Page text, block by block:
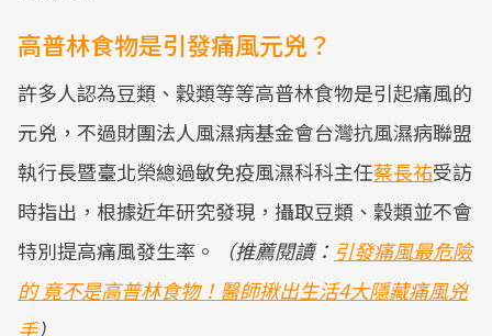
高普林食物是引發痛風元兇？
許多人認為豆類、穀類等等高普林食物是引起痛風的
元兇，不過財團法人風濕病基金會台灣抗風濕病聯盟
執行長暨臺北榮總過敏免疫風濕科科主任蔡長祐受訪
時指出，根據近年研究發現，攝取豆類、穀類並不會
特別提高痛風發生率。
（推薦閱讀： 引發痛風最危險
的 竟不是高普林食物！醫師揪出生活4大隱藏痛風兇
手）